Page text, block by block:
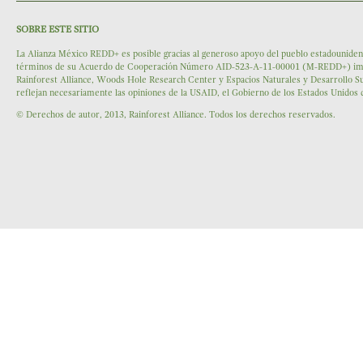
SOBRE ESTE SITIO
La Alianza México REDD+ es posible gracias al generoso apoyo del pueblo
términos de su Acuerdo de Cooperación Número AID-523-A-11-00001 (M-REDD+)
Rainforest Alliance, Woods Hole Research Center y Espacios Naturales y Desarrollo
reflejan necesariamente las opiniones de la USAID, el Gobierno de los Estados Unidos
© Derechos de autor, 2013, Rainforest Alliance. Todos los derechos reservados.